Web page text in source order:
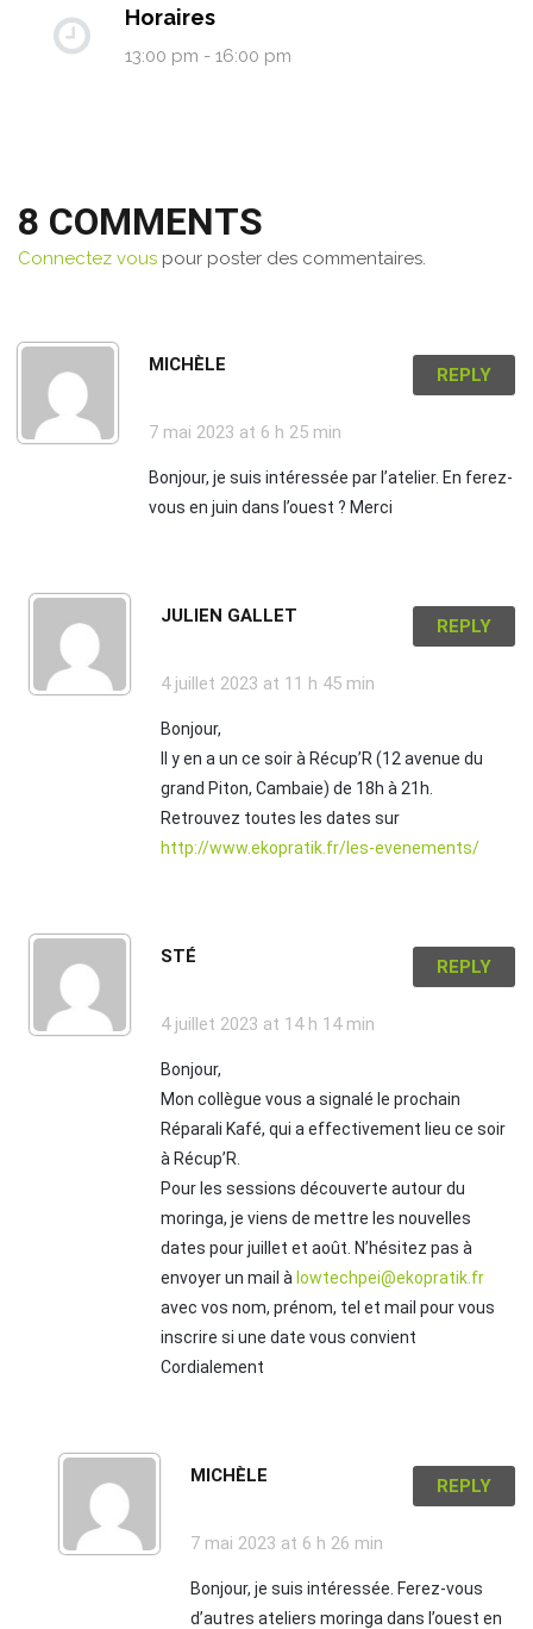
Horaires
13:00 pm - 16:00 pm
8 COMMENTS
Connectez vous pour poster des commentaires.
MICHÈLE REPLY
7 mai 2023 at 6 h 25 min
Bonjour, je suis intéressée par l’atelier. En ferez-
vous en juin dans l’ouest ? Merci
JULIEN GALLET REPLY
4 juillet 2023 at 11 h 45 min
Bonjour,
Il y en a un ce soir à Récup’R (12 avenue du
grand Piton, Cambaie) de 18h à 21h.
Retrouvez toutes les dates sur
http://www.ekopratik.fr/les-evenements/
STÉ REPLY
4 juillet 2023 at 14 h 14 min
Bonjour,
Mon collègue vous a signalé le prochain
Réparali Kafé, qui a effectivement lieu ce soir
à Récup’R.
Pour les sessions découverte autour du
moringa, je viens de mettre les nouvelles
dates pour juillet et août. N’hésitez pas à
envoyer un mail à lowtechpei@ekopratik.fr
avec vos nom, prénom, tel et mail pour vous
inscrire si une date vous convient
Cordialement
MICHÈLE REPLY
7 mai 2023 at 6 h 26 min
Bonjour, je suis intéressée. Ferez-vous
d’autres ateliers moringa dans l’ouest en